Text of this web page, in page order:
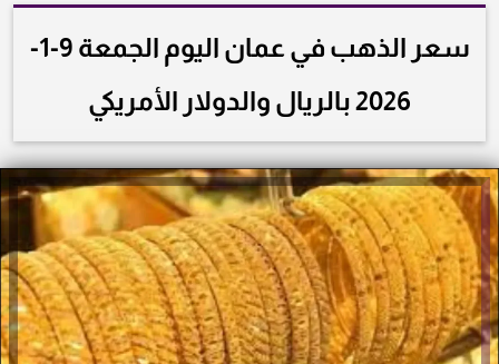
سعر الذهب في عمان اليوم الجمعة 9-1-
2026 بالريال والدولار الأمريكي